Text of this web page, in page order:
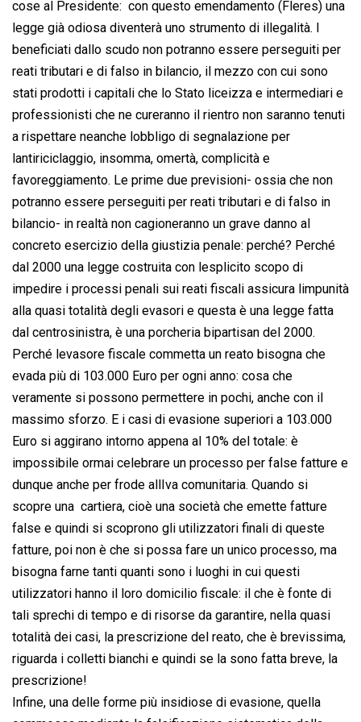
cose al Presidente:  con questo emendamento (Fleres) una
legge già odiosa diventerà uno strumento di illegalità. I
beneficiati dallo scudo non potranno essere perseguiti per
reati tributari e di falso in bilancio, il mezzo con cui sono
stati prodotti i capitali che lo Stato liceizza e intermediari e
professionisti che ne cureranno il rientro non saranno tenuti
a rispettare neanche lobbligo di segnalazione per
lantiriciclaggio, insomma, omertà, complicità e
favoreggiamento. Le prime due previsioni- ossia che non
potranno essere perseguiti per reati tributari e di falso in
bilancio- in realtà non cagioneranno un grave danno al
concreto esercizio della giustizia penale: perché? Perché
dal 2000 una legge costruita con lesplicito scopo di
impedire i processi penali sui reati fiscali assicura limpunità
alla quasi totalità degli evasori e questa è una legge fatta
dal centrosinistra, è una porcheria bipartisan del 2000.
Perché levasore fiscale commetta un reato bisogna che
evada più di 103.000 Euro per ogni anno: cosa che
veramente si possono permettere in pochi, anche con il
massimo sforzo. E i casi di evasione superiori a 103.000
Euro si aggirano intorno appena al 10% del totale: è
impossibile ormai celebrare un processo per false fatture e
dunque anche per frode allIva comunitaria. Quando si
scopre una  cartiera, cioè una società che emette fatture
false e quindi si scoprono gli utilizzatori finali di queste
fatture, poi non è che si possa fare un unico processo, ma
bisogna farne tanti quanti sono i luoghi in cui questi
utilizzatori hanno il loro domicilio fiscale: il che è fonte di
tali sprechi di tempo e di risorse da garantire, nella quasi
totalità dei casi, la prescrizione del reato, che è brevissima,
riguarda i colletti bianchi e quindi se la sono fatta breve, la
prescrizione!
Infine, una delle forme più insidiose di evasione, quella